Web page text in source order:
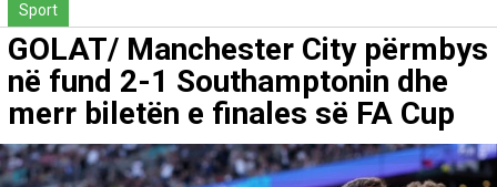
Sport
GOLAT/ Manchester City përmbys
në fund 2-1 Southamptonin dhe
merr biletën e finales së FA Cup